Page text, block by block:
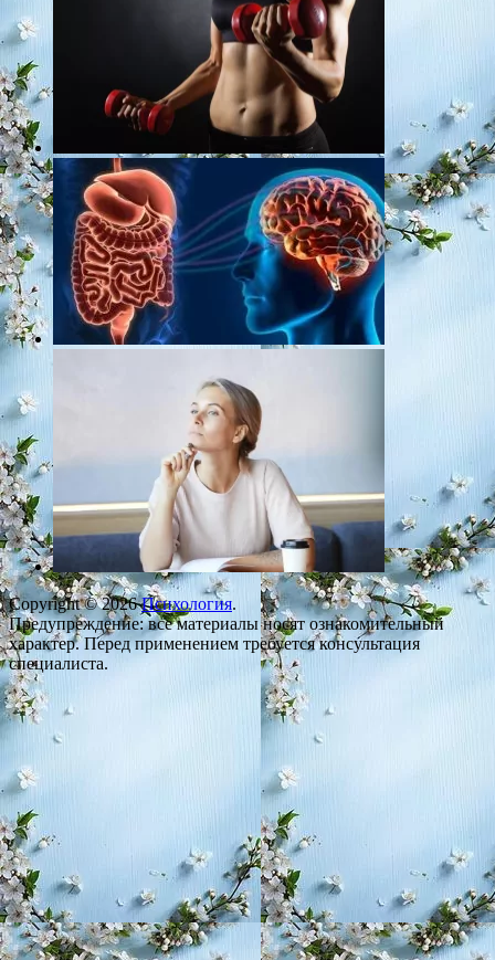
Copyright © 2026Психология.
Предупреждение: все материалы носят ознакомительный
характер. Перед применением требуется консультация
специалиста.